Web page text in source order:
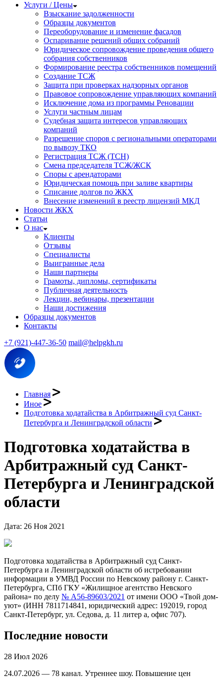
Услуги / Цены
Взыскание задолженности
Образцы документов
Переоборудование и изменение фасадов
Оспаривание решений общих собраний
Юридическое сопровождение проведения общего
собрания собственников
Формирование реестра собственников помещений
Создание ТСЖ
Защита при проверках надзорных органов
Правовое сопровождение управляющих компаний
Исключение дома из программы Реновации
Услуги частным лицам
Судебная защита интересов управляющих
компаний
Разрешение споров с региональными операторами
по вывозу ТКО
Регистрация ТСЖ (ТСН)
Смена председателя ТСЖ/ЖСК
Споры с арендаторами
Юридическая помощь при заливе квартиры
Списание долгов по ЖКХ
Внесение изменений в реестр лицензий МКД
Новости ЖКХ
Статьи
О нас
Клиенты
Отзывы
Специалисты
Выигранные дела
Наши партнеры
Грамоты, дипломы, сертификаты
Публичная деятельность
Лекции, вебинары, презентации
Наши достижения
Образцы документов
Контакты
+7 (921)-447-36-50 mail@helpgkh.ru
Главная
Иное
Подготовка ходатайства в Арбитражный суд Санкт-
Петербурга и Ленинградской области
Подготовка ходатайства в
Арбитражный суд Санкт-
Петербурга и Ленинградской
области
Дата: 26 Ноя 2021
Подготовка ходатайства в Арбитражный суд Санкт-
Петербурга и Ленинградской области об истребовании
информации в УМВД России по Невскому району г. Санкт-
Петербурга, СПб ГКУ «Жилищное агентство Невского
района» по делу № А56-89603/2021 от имени ООО «Твой дом-
уют» (ИНН 7811714841, юридический адрес: 192019, город
Санкт-Петербург, ул. Седова, д. 11 литер а, офис 707).
Последние новости
28 Июл 2026
24.07.2026 — 78 канал. Утреннее шоу. Повышение цен